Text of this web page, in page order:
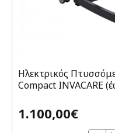
Ηλεκτρικός
Compact INVACARE
1.100,00€